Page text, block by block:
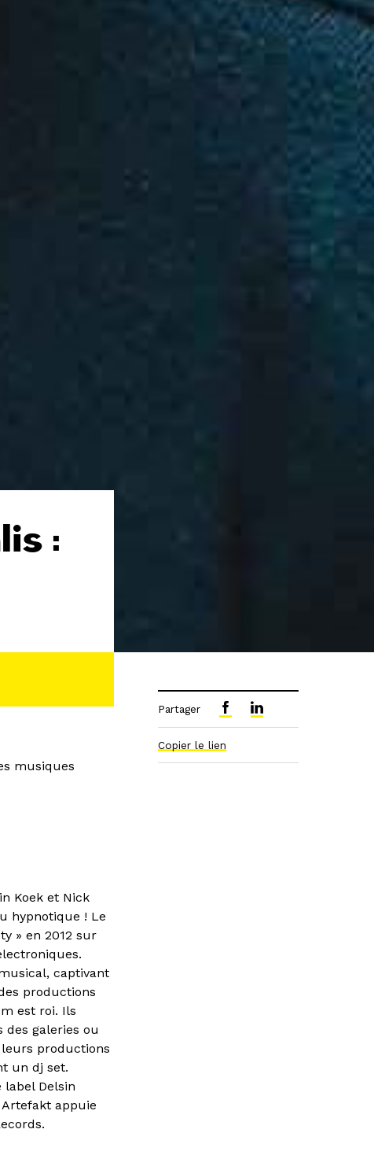
:
musiques
Koek et Nick
hypnotique ! Le
» en 2012 sur
captivant
productions
est roi. Ils
galeries ou
productions
un dj set.
label Delsin
Artefakt appuie
Partager
Copier le lien